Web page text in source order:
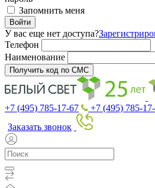
Запомнить меня
Войти
У вас еще нет доступа?
Телефон
Наименование
Получить код по СМС
+7 (495) 785-17-67
+7 (495) 785-
Заказать звонок